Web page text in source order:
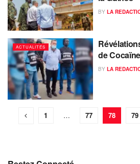
BY LA
ACTUALITÉS
de
BY LA
1 … 77 78 79